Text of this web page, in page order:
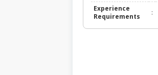
Experience
Requirements
: